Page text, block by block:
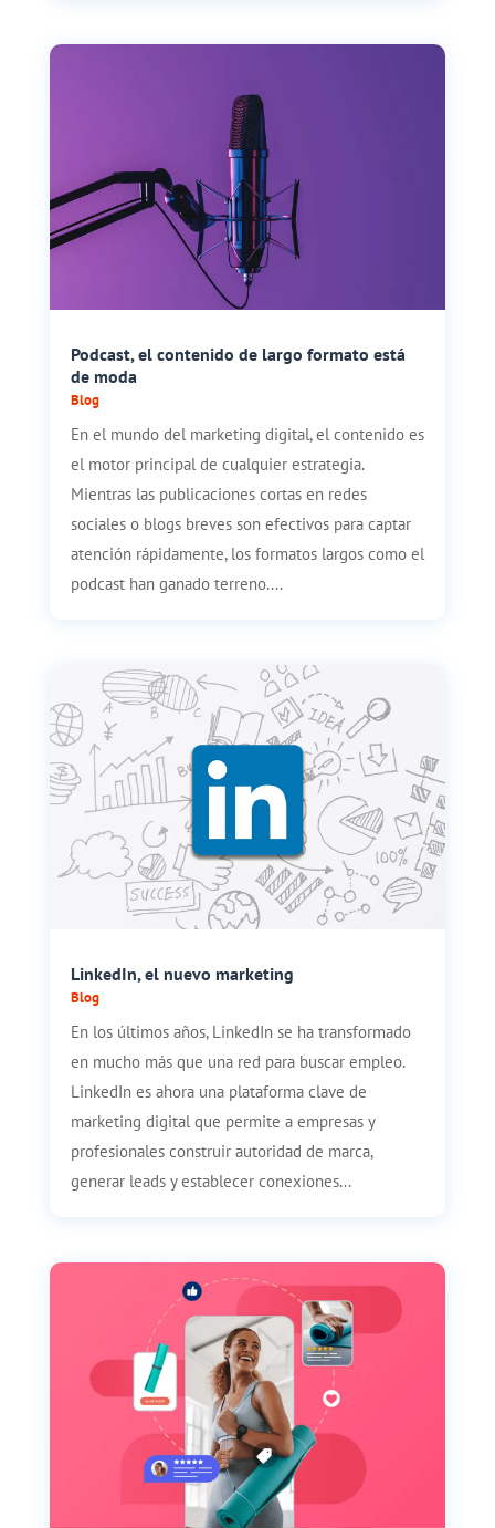
Podcast, el contenido de largo formato está
de moda
Blog
En el mundo del marketing digital, el contenido es
el motor principal de cualquier estrategia.
Mientras las publicaciones cortas en redes
sociales o blogs breves son efectivos para captar
atención rápidamente, los formatos largos como el
podcast han ganado terreno....
LinkedIn, el nuevo marketing
Blog
En los últimos años, LinkedIn se ha transformado
en mucho más que una red para buscar empleo.
LinkedIn es ahora una plataforma clave de
marketing digital que permite a empresas y
profesionales construir autoridad de marca,
generar leads y establecer conexiones...